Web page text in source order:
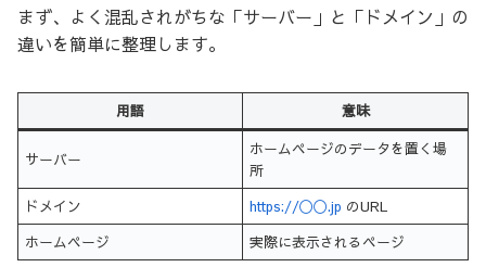
まず、よく混乱されがちな「サーバー」と「ドメイン」の
違いを簡単に整理します。
用語 意味
サーバー
ホームページのデータを置く場
所
ドメイン
https://〇〇.jp のURL
ホームページ
実際に表示されるページ